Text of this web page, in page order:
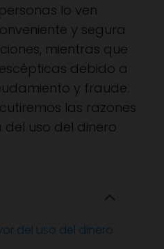
lo ven
y segura
mientras que
debido a
y fraude.
las razones
uso del dinero
del uso del dinero